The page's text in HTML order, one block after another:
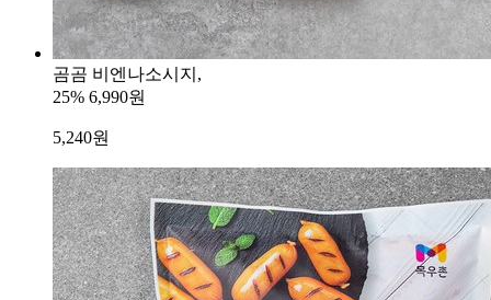
곰곰 비엔나소시지,
25% 6,990원
5,240원